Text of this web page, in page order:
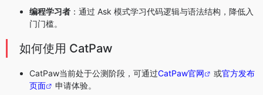
编程学习者 ：通过 Ask 模式学习代码逻辑与语法结构，降低入
门门槛。
如何使用 CatPaw
CatPaw当前处于公测阶段，可通过CatPaw官网 或官方发布
页面
申请体验。